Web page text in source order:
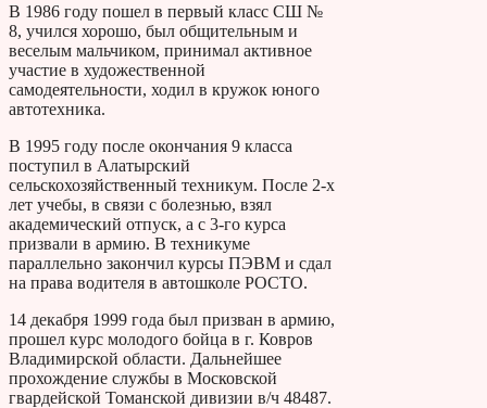
В 1986 году пошел в первый класс СШ №
8, учился хорошо, был общительным и
веселым мальчиком, принимал активное
участие в художественной
самодеятельности, ходил в кружок юного
автотехника.
В 1995 году после окончания 9 класса
поступил в Алатырский
сельскохозяйственный техникум. После 2-х
лет учебы, в связи с болезнью, взял
академический отпуск, а с 3-го курса
призвали в армию. В техникуме
параллельно закончил курсы ПЭВМ и сдал
на права водителя в автошколе РОСТО.
14 декабря 1999 года был призван в армию,
прошел курс молодого бойца в г. Ковров
Владимирской области. Дальнейшее
прохождение службы в Московской
гвардейской Томанской дивизии в/ч 48487.